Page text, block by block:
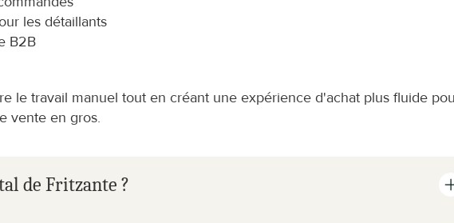
les détaillants
B2B
le travail manuel tout en créant une expérience d'achat plus fluide
vente en gros.
de Fritzante ?